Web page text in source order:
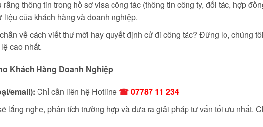
rằng thông tin trong hồ sơ visa công tác (thông tin công ty, đối tác, hợp
của khách hàng và doanh nghiệp.
về cách viết thư mời hay quyết định cử đi công tác? Đừng lo, chúng
cao nhất.
Khách Hàng Doanh Nghiệp
email): Chỉ cần liên hệ Hotline ☎07787 11 234
lắng nghe, phân tích trường hợp và đưa ra giải pháp tư vấn tối ưu nhất.